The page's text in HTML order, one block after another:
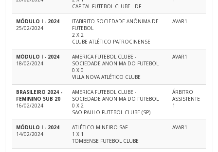
CAPITAL FUTEBOL CLUBE - DF
MÓDULO I - 2024
25/02/2024
ITABIRITO SOCIEDADE ANÔNIMA DE
FUTEBOL
2 X 2
CLUBE ATLÉTICO PATROCINENSE
AVAR1
MÓDULO I - 2024
18/02/2024
AMERICA FUTEBOL CLUBE -
SOCIEDADE ANONIMA DO FUTEBOL
0 X 0
VILLA NOVA ATLÉTICO CLUBE
AVAR1
BRASILEIRO 2024 -
FEMININO SUB 20
16/02/2024
AMERICA FUTEBOL CLUBE -
SOCIEDADE ANONIMA DO FUTEBOL
0 X 2
SAO PAULO FUTEBOL CLUBE (SP)
ÁRBITRO
ASSISTENTE
1
MÓDULO I - 2024
14/02/2024
ATLÉTICO MINEIRO SAF
1 X 1
TOMBENSE FUTEBOL CLUBE
AVAR1